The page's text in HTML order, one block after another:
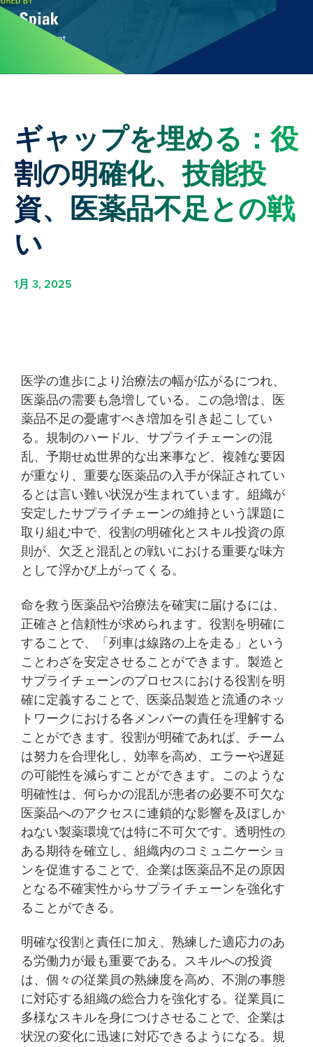
ギャップを埋める：役
割の明確化、技能投
資、医薬品不足との戦
い
1月 3, 2025
医学の進歩により治療法の幅が広がるにつれ、
医薬品の需要も急増している。この急増は、医
薬品不足の憂慮すべき増加を引き起こしてい
る。規制のハードル、サプライチェーンの混
乱、予期せぬ世界的な出来事など、複雑な要因
が重なり、重要な医薬品の入手が保証されてい
るとは言い難い状況が生まれています。組織が
安定したサプライチェーンの維持という課題に
取り組む中で、役割の明確化とスキル投資の原
則が、欠乏と混乱との戦いにおける重要な味方
として浮かび上がってくる。
命を救う医薬品や治療法を確実に届けるには、
正確さと信頼性が求められます。役割を明確に
することで、「列車は線路の上を走る」という
ことわざを安定させることができます。製造と
サプライチェーンのプロセスにおける役割を明
確に定義することで、医薬品製造と流通のネッ
トワークにおける各メンバーの責任を理解する
ことができます。役割が明確であれば、チーム
は努力を合理化し、効率を高め、エラーや遅延
の可能性を減らすことができます。このような
明確性は、何らかの混乱が患者の必要不可欠な
医薬品へのアクセスに連鎖的な影響を及ぼしか
ねない製薬環境では特に不可欠です。透明性の
ある期待を確立し、組織内のコミュニケーショ
ンを促進することで、企業は医薬品不足の原因
となる不確実性からサプライチェーンを強化す
ることができる。
明確な役割と責任に加え、熟練した適応力のあ
る労働力が最も重要である。スキルへの投資
は、個々の従業員の熟練度を高め、不測の事態
に対応する組織の総合力を強化する。従業員に
多様なスキルを身につけさせることで、企業は
状況の変化に迅速に対応できるようになる。規